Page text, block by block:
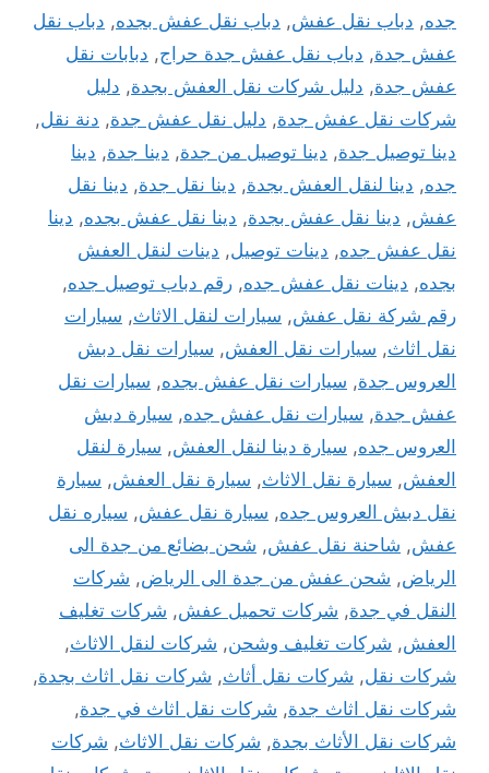
جده, دباب نقل عفش, دباب نقل عفش بجده, دباب نقل
عفش جدة, دباب نقل عفش جدة حراج, دبابات نقل
عفش جدة, دليل شركات نقل العفش بجدة, دليل
شركات نقل عفش جدة, دليل نقل عفش جدة, دنة نقل,
دينا توصيل جدة, دينا توصيل من جدة, دينا جدة, دينا
جده, دينا لنقل العفش بجدة, دينا نقل جدة, دينا نقل
عفش, دينا نقل عفش بجدة, دينا نقل عفش بجده, دينا
نقل عفش جده, دينات توصيل, دينات لنقل العفش
بجده, دينات نقل عفش جده, رقم دباب توصيل جده,
رقم شركة نقل عفش, سيارات لنقل الاثاث, سيارات
نقل اثاث, سيارات نقل العفش, سيارات نقل دبش
العروس جدة, سيارات نقل عفش بجده, سيارات نقل
عفش جدة, سيارات نقل عفش جده, سيارة دبش
العروس جده, سيارة دينا لنقل العفش, سيارة لنقل
العفش, سيارة نقل الاثاث, سيارة نقل العفش, سيارة
نقل دبش العروس جده, سيارة نقل عفش, سياره نقل
عفش, شاحنة نقل عفش, شحن بضائع من جدة الى
الرياض, شحن عفش من جدة الى الرياض, شركات
النقل في جدة, شركات تحميل عفش, شركات تغليف
العفش, شركات تغليف وشحن, شركات لنقل الاثاث,
شركات نقل, شركات نقل أثاث, شركات نقل اثاث بجدة,
شركات نقل اثاث جدة, شركات نقل اثاث في جدة,
شركات نقل الأثاث بجدة, شركات نقل الاثاث, شركات